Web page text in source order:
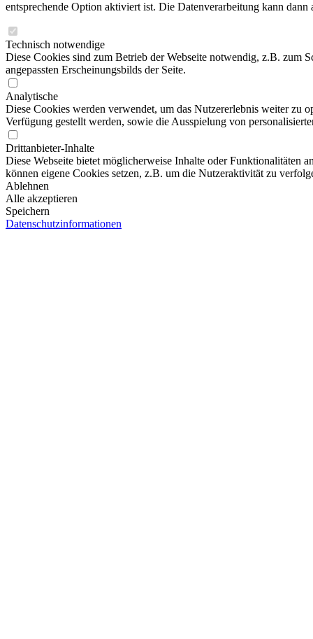
entsprechende Option aktiviert ist. Die Datenverarbeitung kann
Technisch notwendige
Diese Cookies sind zum Betrieb der Webseite notwendig, z.B. zum
angepassten Erscheinungsbilds der Seite.
Analytische
Diese Cookies werden verwendet, um das Nutzererlebnis weiter zu
Verfügung gestellt werden, sowie die Ausspielung von
Drittanbieter-Inhalte
Diese Webseite bietet möglicherweise Inhalte oder Funktionalitäten
können eigene Cookies setzen, z.B. um die Nutzeraktivität zu
Ablehnen
Alle akzeptieren
Speichern
Datenschutzinformationen